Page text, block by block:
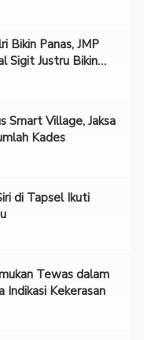
Bikin Panas, JMP
Sigit Justru Bikin
Smart Village, Jaksa
Kades
di Tapsel Ikuti
Tewas dalam
Indikasi Kekerasan